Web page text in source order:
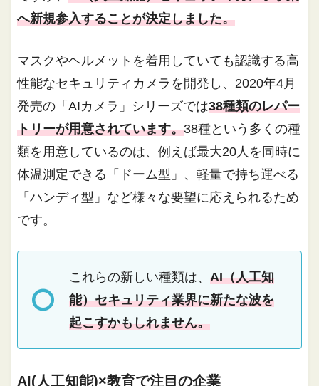
へ新規参入することが決定しました。
マスクやヘルメットを着用していても認識する高
性能なセキュリティカメラを開発し、2020年4月
発売の「AIカメラ」シリーズでは38種類のレパー
トリーが用意されています。38種という多くの種
類を用意しているのは、例えば最大20人を同時に
体温測定できる「ドーム型」、軽量で持ち運べる
「ハンディ型」など様々な要望に応えられるため
です。
これらの新しい種類は、AI（人工知
能）セキュリティ業界に新たな波を
起こすかもしれません。
AI(人工知能)×教育で注目の企業